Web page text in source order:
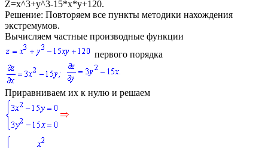
Z=x^3+y^3-15*x*y+120.
Решение: Повторяем все пункты методики нахождения
экстремумов.
Вычисляем частные производные функции
первого порядка
Приравниваем их к нулю и решаем